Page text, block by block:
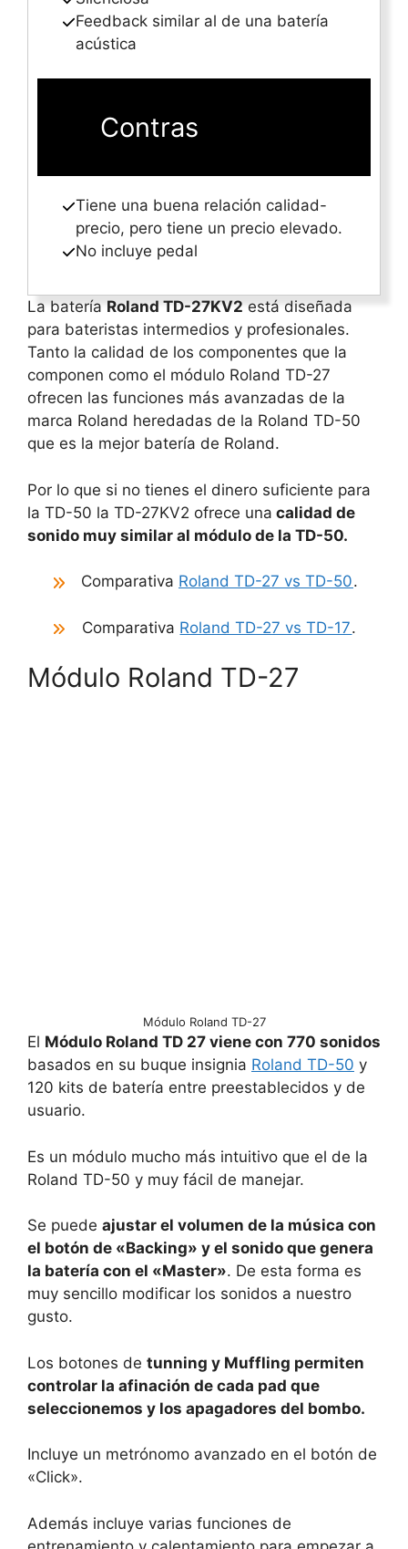
Feedback similar al de una batería
acústica
Contras
Tiene una buena relación calidad-
precio, pero tiene un precio elevado.
No incluye pedal
La bateríaRoland TD-27KV2está diseñada
para bateristas intermedios y profesionales.
Tanto la calidad de los componentes que la
componen como el módulo Roland TD-27
ofrecen las funciones más avanzadas de la
marca Roland heredadas de la Roland TD-50
que es la mejor batería de Roland.
Por lo que si no tienes el dinero suficiente para
la TD-50 la TD-27KV2 ofrece una calidad de
sonido muy similar al módulo de la TD-50.
Comparativa Roland TD-27 vs TD-50.
Comparativa Roland TD-27 vs TD-17.
Módulo Roland TD-27
Módulo Roland TD-27
El Módulo Roland TD 27 viene con 770 sonidos
basados en su buque insignia Roland TD-50 y
120 kits de batería entre preestablecidos y de
usuario.
Es un módulo mucho más intuitivo que el de la
Roland TD-50 y muy fácil de manejar.
Se puede ajustar el volumen de la música con
el botón de «Backing» y el sonido que genera
la batería con el «Master». De esta forma es
muy sencillo modificar los sonidos a nuestro
gusto.
Los botones de tunning y Muffling permiten
controlar la afinación de cada pad que
seleccionemos y los apagadores del bombo.
Incluye un metrónomo avanzado en el botón de
«Click».
Además incluye varias funciones de